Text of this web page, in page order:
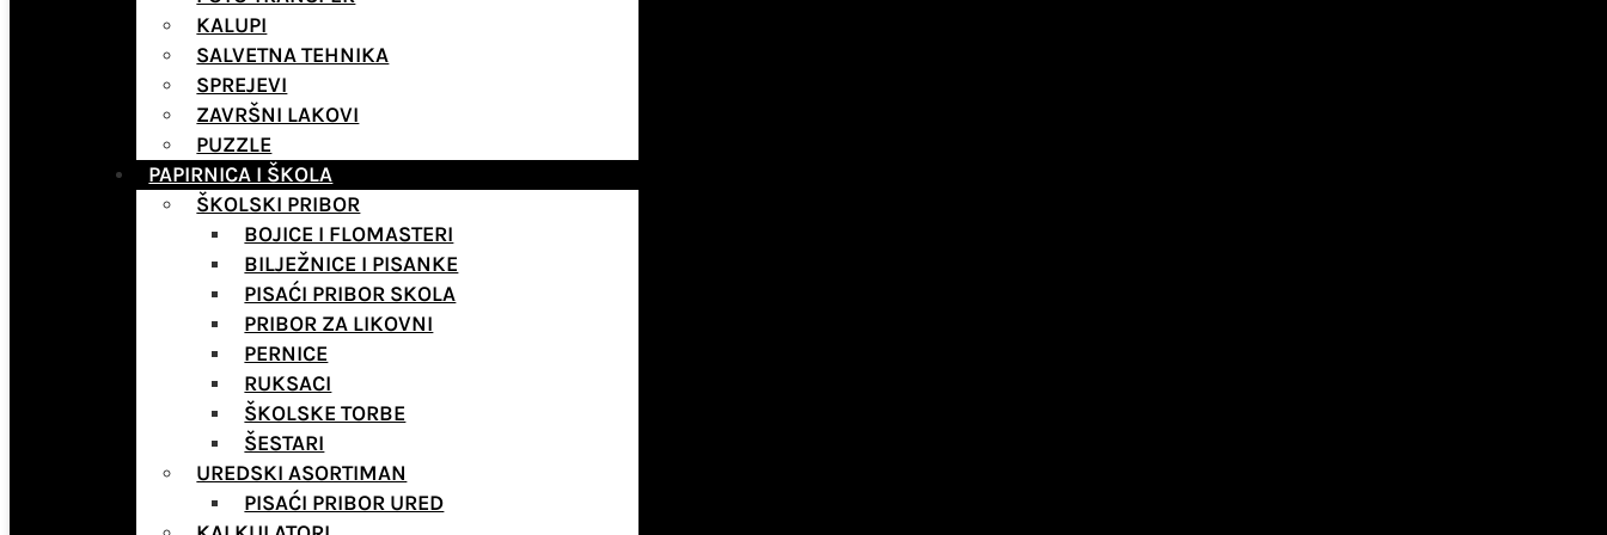
KALUPI
SALVETNA TEHNIKA
SPREJEVI
ZAVRŠNI LAKOVI
PUZZLE
PAPIRNICA I ŠKOLA
ŠKOLSKI PRIBOR
BOJICE I FLOMASTERI
BILJEŽNICE I PISANKE
PISAĆI PRIBOR SKOLA
PRIBOR ZA LIKOVNI
PERNICE
RUKSACI
ŠKOLSKE TORBE
ŠESTARI
UREDSKI ASORTIMAN
PISAĆI PRIBOR URED